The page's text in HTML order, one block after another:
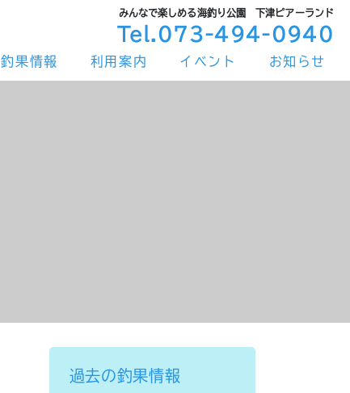
みんなで楽しめる海釣り公園 下津ピアーランド
Tel.073-494-0940
釣果情報 利用案内 イベント お知らせ
過去の釣果情報